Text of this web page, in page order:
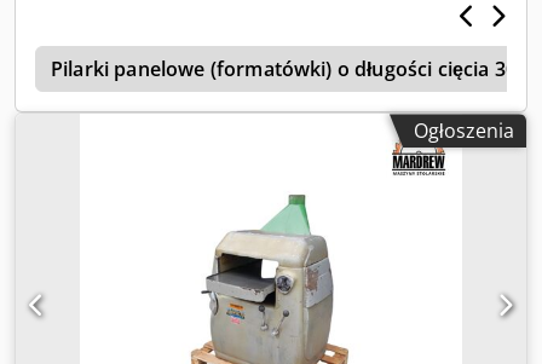
Pilarki panelowe (formatówki) o długości cięcia
Ogłoszenia